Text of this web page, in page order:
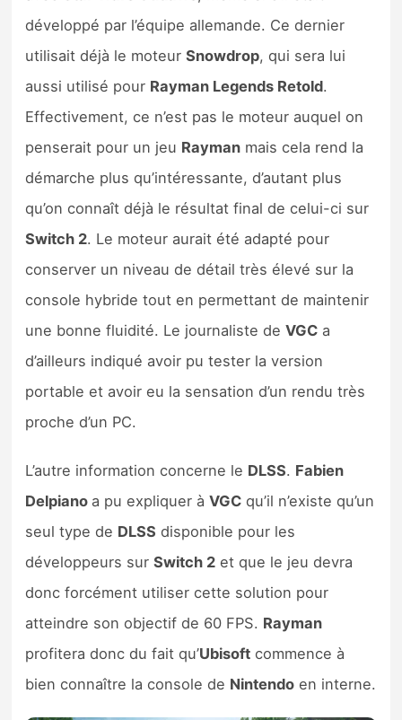
développé par l’équipe allemande. Ce dernier
utilisait déjà le moteurSnowdrop, qui sera lui
aussi utilisé pour Rayman Legends Retold.
Effectivement, ce n’est pas le moteur auquel on
penserait pour un jeu Rayman mais cela rend la
démarche plus qu’intéressante, d’autant plus
qu’on connaît déjà le résultat final de celui-ci sur
Switch 2. Le moteur aurait été adapté pour
conserver un niveau de détail très élevé sur la
console hybride tout en permettant de maintenir
une bonne fluidité. Le journaliste deVGC a
d’ailleurs indiqué avoir pu tester la version
portable et avoir eu la sensation d’un rendu très
proche d’un PC.
L’autre information concerne le DLSS. Fabien
Delpiano a pu expliquer àVGC qu’il n’existe qu’un
seul type de DLSS disponible pour les
développeurs surSwitch 2 et que le jeu devra
donc forcément utiliser cette solution pour
atteindre son objectif de 60 FPS. Rayman
profitera donc du fait qu’Ubisoft commence à
bien connaître la console de Nintendo en interne.